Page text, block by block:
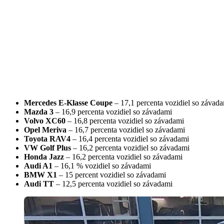
Mercedes E-Klasse Coupe – 17,1 percenta vozidiel so
Mazda 3 – 16,9 percenta vozidiel so závadami
Volvo XC60 – 16,8 percenta vozidiel so závadami
Opel Meriva – 16,7 percenta vozidiel so závadami
Toyota RAV4 – 16,4 percenta vozidiel so závadami
VW Golf Plus – 16,2 percenta vozidiel so závadami
Honda Jazz – 16,2 percenta vozidiel so závadami
Audi A1 – 16,1 % vozidiel so závadami
BMW X1 – 15 percent vozidiel so závadami
Audi TT – 12,5 percenta vozidiel so závadami